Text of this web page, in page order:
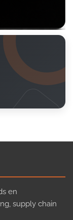
en
supply chain